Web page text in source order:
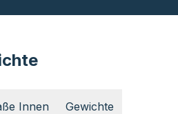
Innen Gewichte